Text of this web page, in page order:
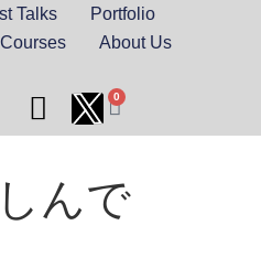
Talks
Portfolio
Courses About Us
0
んで